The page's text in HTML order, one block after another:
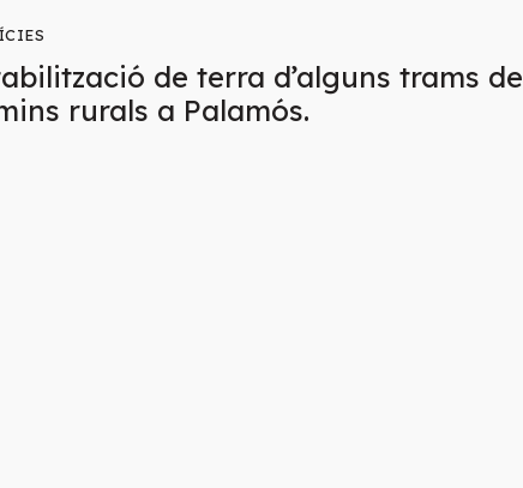
de terra d’alguns trams de
rurals a Palamós.